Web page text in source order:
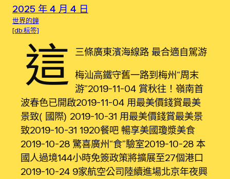
2025 年 4 月 4 日
世界的鐘
[db:标签]
這 三條廣東濱海線路 最合適自駕游
梅汕高鐵守舊一路到梅州“周末
游”2019-11-04 賞秋往！嶺南首
波春色已開啟2019-11-04 用最美價錢賞最美
景致（國際）2019-10-31 用最美價錢賞最美景
致2019-10-31 1920餐吧 暢享美國瓊漿美食
2019-10-28 驚喜廣州“食”驗室2019-10-28 本
國人過境144小時免簽政策將擴展至27個港口
2019-10-24 9家航空公司陸續進場北京年夜興